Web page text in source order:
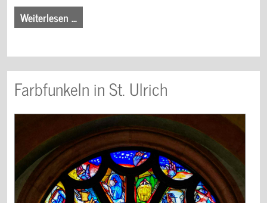
Weiterlesen …
Farbfunkeln in St. Ulrich